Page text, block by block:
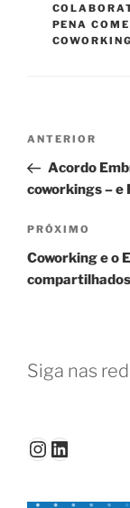
PENA
Navegação
Post
Post
anterior
ANTERIOR
Acordo
coworkings – e
Próximo
post
PRÓXIMO
Coworking e o
Siga nas
Instagram
LinkedIn